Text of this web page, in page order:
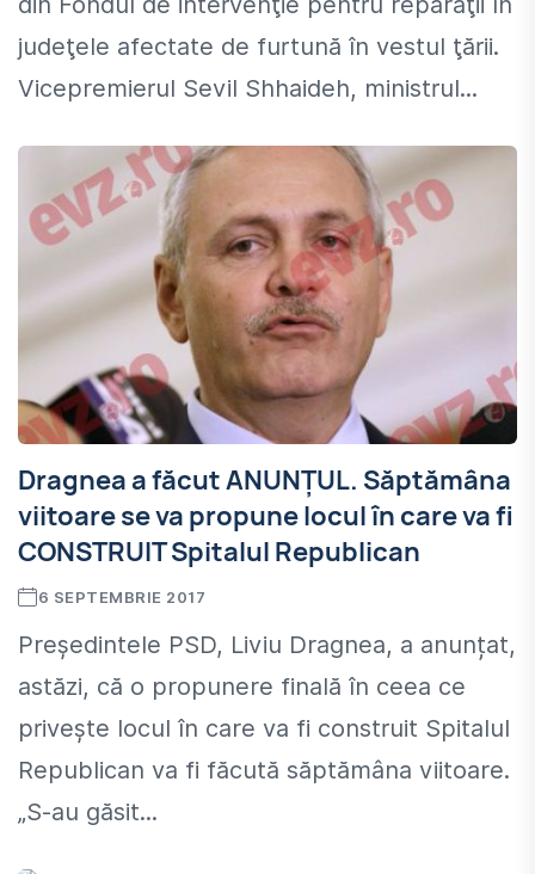
judeţele afectate de furtună în vestul ţării.
Vicepremierul Sevil Shhaideh, ministrul...
Dragnea a făcut ANUNȚUL. Săptămâna
viitoare se va propune locul în care va fi
CONSTRUIT Spitalul Republican
6 SEPTEMBRIE 2017
Președintele PSD, Liviu Dragnea, a anunțat,
astăzi, că o propunere finală în ceea ce
privește locul în care va fi construit Spitalul
Republican va fi făcută săptămâna viitoare.
„S-au găsit...